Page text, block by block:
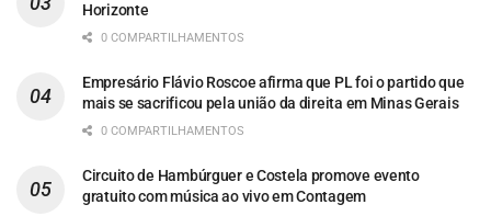
Horizonte
0 COMPARTILHAMENTOS
Empresário Flávio Roscoe afirma que PL foi o partido que
mais se sacrificou pela união da direita em Minas Gerais
0 COMPARTILHAMENTOS
Circuito de Hambúrguer e Costela promove evento
gratuito com música ao vivo em Contagem